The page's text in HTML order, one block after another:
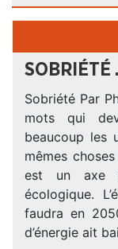
SOBRIÉTÉ
Sobriété Par
mots qui
beaucoup les
mêmes
est un axe
écologique.
faudra en
d’énergie ait